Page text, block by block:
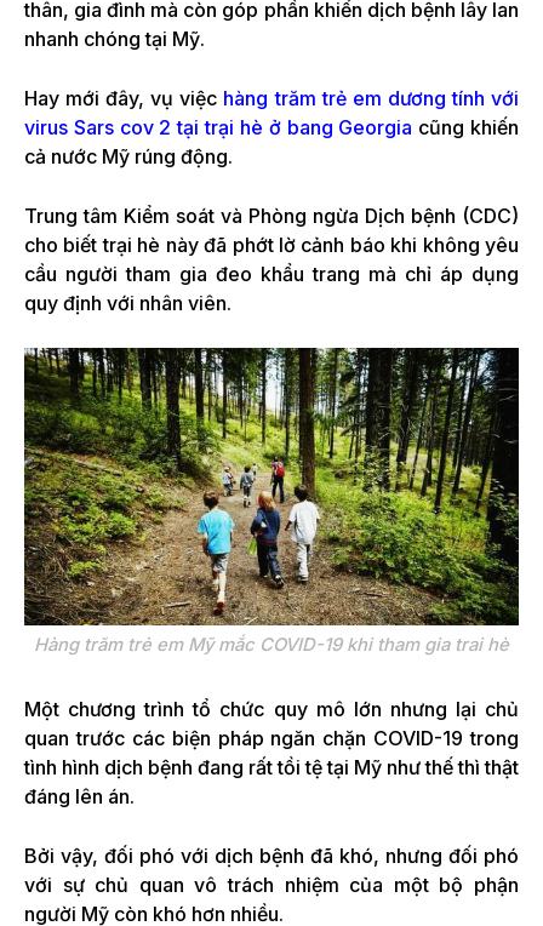
thân, gia đình mà còn góp phần khiến dịch bệnh lây lan
nhanh chóng tại Mỹ.
Hay mới đây, vụ việc hàng trăm trẻ em dương tính với
virus Sars cov 2 tại trại hè ở bang Georgia cũng khiến
cả nước Mỹ rúng động.
Trung tâm Kiểm soát và Phòng ngừa Dịch bệnh (CDC)
cho biết trại hè này đã phớt lờ cảnh báo khi không yêu
cầu người tham gia đeo khẩu trang mà chỉ áp dụng
quy định với nhân viên.
Hàng trăm trẻ em Mỹ mắc COVID-19 khi tham gia trai hè
Một chương trình tổ chức quy mô lớn nhưng lại chủ
quan trước các biện pháp ngăn chặn COVID-19 trong
tình hình dịch bệnh đang rất tồi tệ tại Mỹ như thế thì thật
đáng lên án.
Bởi vậy, đối phó với dịch bệnh đã khó, nhưng đối phó
với sự chủ quan vô trách nhiệm của một bộ phận
người Mỹ còn khó hơn nhiều.